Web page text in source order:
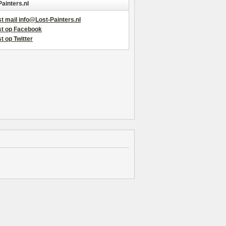
mail info@Lost-Painters.nl
op Facebook
op Twitter